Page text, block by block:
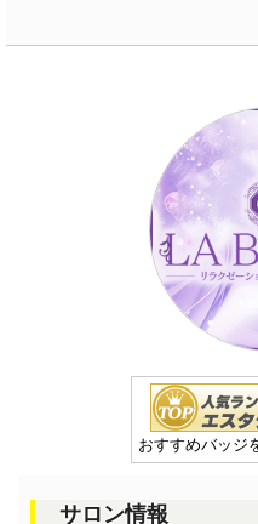
おすすめバッジ
サロン情報